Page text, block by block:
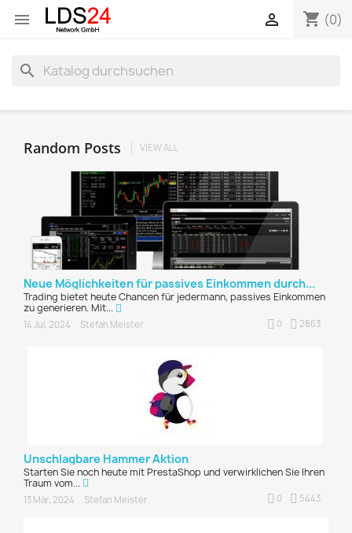
 shopping_cart (0)

search
Random Posts VIEW ALL
Neue Möglichkeiten für passives Einkommen durch...
Trading bietet heute Chancen für jedermann, passives Einkommen
zu generieren. Mit...
14 Jul, 2024 Stefan Meister 2863
0
Unschlagbare Hammer Aktion
Starten Sie noch heute mit PrestaShop und verwirklichen Sie Ihren
Traum vom...
13 Mär, 2024 Stefan Meister 5443
0